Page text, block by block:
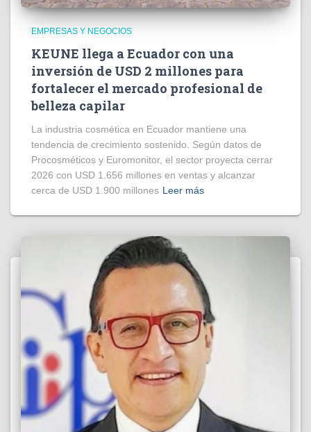
EMPRESAS Y NEGOCIOS
KEUNE llega a Ecuador con una
inversión de USD 2 millones para
fortalecer el mercado profesional de
belleza capilar
La industria cosmética en Ecuador mantiene una
tendencia de crecimiento sostenido. Según datos de
Procosméticos y Euromonitor, el sector proyecta cerrar
2026 con USD 1.656 millones en ventas y alcanzar
cerca de USD 1.900 millones Leer más